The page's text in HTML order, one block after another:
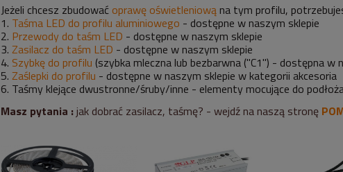
Jeżeli chcesz zbudować oprawę oświetleniowąna tym profilu,
1. Taśma LED do profilu aluminiowego - dostępne w naszym sklepie
2. Przewody do taśm LED - dostępne w naszym sklepie
3. Zasilacz do taśm LED - dostępne w naszym sklepie
4. Szybkę do profilu (szybka mleczna lub bezbarwna ("C1") - dostępna
5. Zaślepki do profilu - dostępne w naszym sklepie w kategorii akcesoria
6. Taśmy klejące dwustronne/śruby/inne - elementy mocujące do
Masz pytania : jak dobrać zasilacz, taśmę? - wejdź na naszą stronę